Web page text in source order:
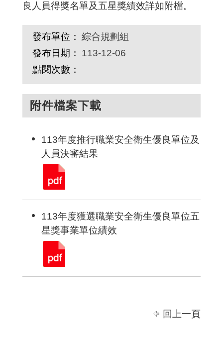
良人員得獎名單及五星獎績效詳如附檔。
發布單位： 綜合規劃組
發布日期：
113-12-06
點閱次數：
附件檔案下載
113年度推行職業安全衛生優良單位及
人員決審結果
113年度獲選職業安全衛生優良單位五
星獎事業單位績效
回上一頁